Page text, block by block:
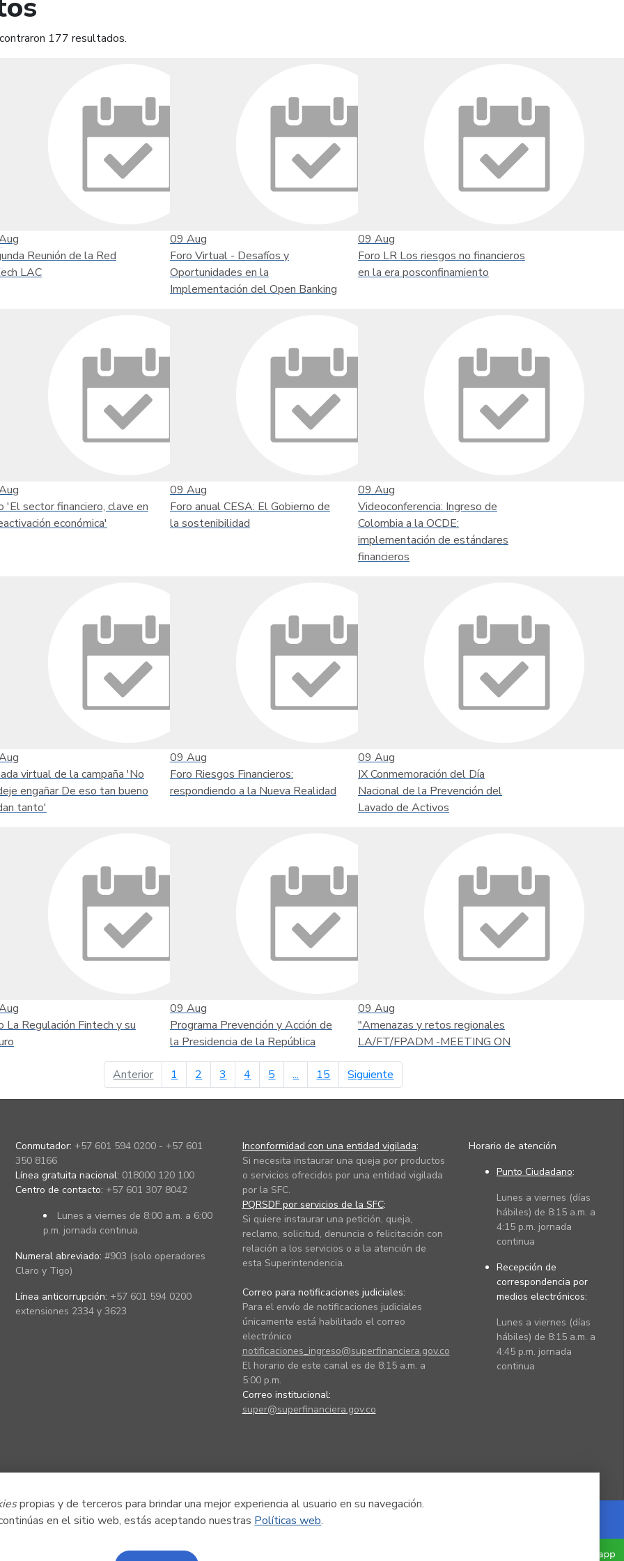
propias y de terceros para brindar una mejor experiencia al usuario en su navegación.
en el sitio web, estás aceptando nuestras Políticas web.
177 resultados.
Reunión de la Red
LAC
09 Aug
Foro Virtual - Desafíos y
Oportunidades en la
Implementación del Open Banking
09 Aug
Foro LR Los riesgos no financieros
en la era posconfinamiento
'El sector financiero, clave en
económica'
09 Aug
Foro anual CESA: El Gobierno de
la sostenibilidad
09 Aug
Videoconferencia: Ingreso de
Colombia a la OCDE:
implementación de estándares
financieros
virtual de la campaña 'No
engañar De eso tan bueno
tanto'
09 Aug
Foro Riesgos Financieros:
respondiendo a la Nueva Realidad
09 Aug
IX Conmemoración del Día
Nacional de la Prevención del
Lavado de Activos
La Regulación Fintech y su
09 Aug
Programa Prevención y Acción de
la Presidencia de la República
09 Aug
"Amenazas y retos regionales
LA/FT/FPADM -MEETING ON
Anteriorpágina anterior
1 2 3 4 5 ... 15 Siguiente
Conmutador: +57 601 594 0200 - +57 601
350 8166
Línea gratuita nacional: 018000 120 100
Centro de contacto: +57 601 307 8042
Lunes a viernes de 8:00 a.m. a 6:00
p.m. jornada continua.
Numeral abreviado: #903 (solo operadores
Claro y Tigo)
Línea anticorrupción: +57 601 594 0200
extensiones 2334 y 3623
Inconformidad con una entidad vigilada:
Si necesita instaurar una queja por productos
o servicios ofrecidos por una entidad vigilada
por la SFC.
PQRSDF por servicios de la SFC:
Si quiere instaurar una petición, queja,
reclamo, solicitud, denuncia o felicitación con
relación a los servicios o a la atención de
esta Superintendencia.
Correo para notificaciones judiciales:
Para el envío de notificaciones judiciales
únicamente está habilitado el correo
electrónico
notificaciones_ingreso@superfinanciera.gov.co
El horario de este canal es de 8:15 a.m. a
5:00 p.m.
Correo institucional:
super@superfinanciera.gov.co
Horario de atención
Punto Ciudadano:
Lunes a viernes (días
hábiles) de 8:15 a.m. a
4:15 p.m. jornada
continua
Recepción de
correspondencia por
medios electrónicos:
Lunes a viernes (días
hábiles) de 8:15 a.m. a
4:45 p.m. jornada
continua
Powered by Nexura